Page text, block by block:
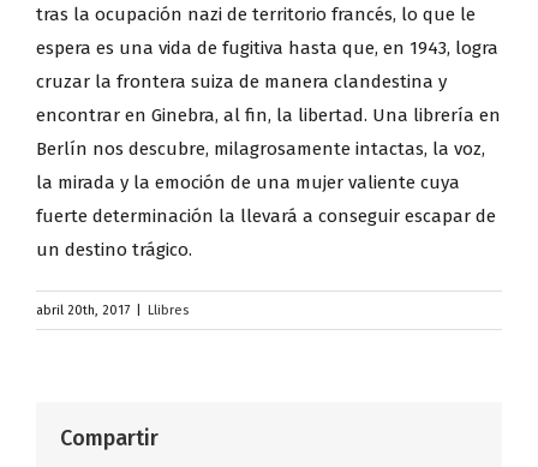
tras la ocupación nazi de territorio francés, lo que le
espera es una vida de fugitiva hasta que, en 1943, logra
cruzar la frontera suiza de manera clandestina y
encontrar en Ginebra, al fin, la libertad. Una librería en
Berlín nos descubre, milagrosamente intactas, la voz,
la mirada y la emoción de una mujer valiente cuya
fuerte determinación la llevará a conseguir escapar de
un destino trágico.
abril 20th, 2017 Llibres
Compartir